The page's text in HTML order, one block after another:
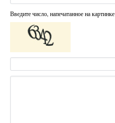
Введите число, напечатанное на картинке